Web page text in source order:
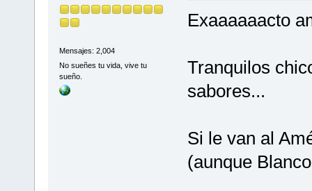
Mensajes: 2,004
No sueñes tu vida, vive tu
sueño.
Exaaaaaacto
Tranquilos
sabores...
Si le van al
(aunque